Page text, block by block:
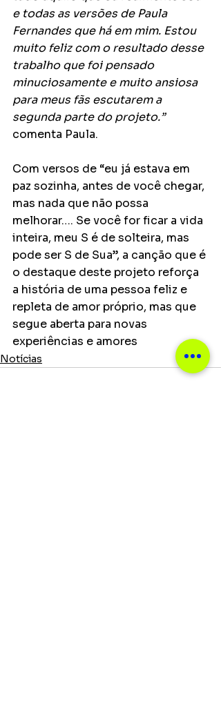
e todas as versões de Paula
Fernandes que há em mim. Estou
muito feliz com o resultado desse
trabalho que foi pensado
minuciosamente e muito ansiosa
para meus fãs escutarem a
segunda parte do projeto.”
comenta Paula.
Com versos de “eu já estava em
paz sozinha, antes de você chegar,
mas nada que não possa
melhorar…. Se você for ficar a vida
inteira, meu S é de solteira, mas
pode ser S de Sua”, a canção que é
o destaque deste projeto reforça
a história de uma pessoa feliz e
repleta de amor próprio, mas que
segue aberta para novas
experiências e amores
Notícias